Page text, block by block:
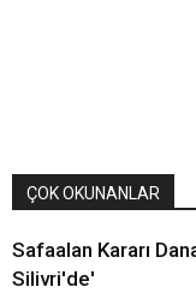
ÇOK OKUNANLAR
Safaalan Kararı
Silivri'de'